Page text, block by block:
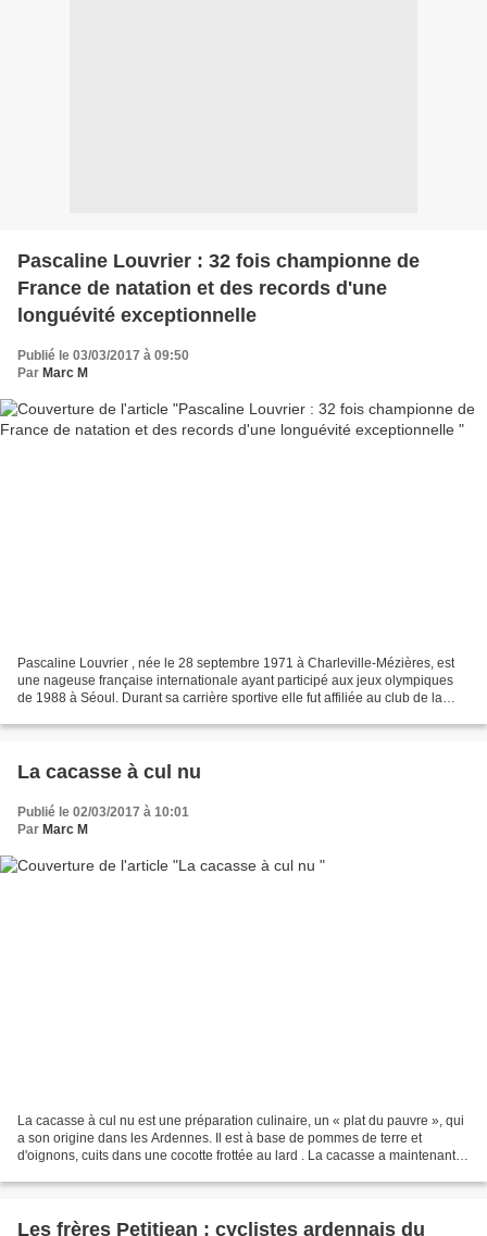
Pascaline Louvrier : 32 fois championne de
France de natation et des records d'une
longuévité exceptionnelle
Publié le 03/03/2017 à 09:50
Par Marc M
Pascaline Louvrier , née le 28 septembre 1971 à Charleville-Mézières, est
une nageuse française internationale ayant participé aux jeux olympiques
de 1988 à Séoul. Durant sa carrière sportive elle fut affiliée au club de la
La cacasse à cul nu
Publié le 02/03/2017 à 10:01
Par Marc M
La cacasse à cul nu est une préparation culinaire, un « plat du pauvre », qui
a son origine dans les Ardennes. Il est à base de pommes de terre et
d'oignons, cuits dans une cocotte frottée au lard . La cacasse a maintenant
Les frères Petitjean : cyclistes ardennais du